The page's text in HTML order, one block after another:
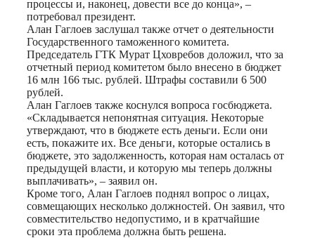
процессы и, наконец, довести все до конца», –
потребовал президент.
Алан Гаглоев заслушал также отчет о деятельности
Государственного таможенного комитета.
Председатель ГТК Мурат Цховребов доложил, что за
отчетный период комитетом было внесено в бюджет
16 млн 166 тыс. рублей. Штрафы составили 6 500
рублей.
Алан Гаглоев также коснулся вопроса госбюджета.
«Складывается непонятная ситуация. Некоторые
утверждают, что в бюджете есть деньги. Если они
есть, покажите их. Все деньги, которые остались в
бюджете, это задолженность, которая нам осталась от
предыдущей власти, и которую мы теперь должны
выплачивать», – заявил он.
Кроме того, Алан Гаглоев поднял вопрос о лицах,
совмещающих несколько должностей. Он заявил, что
совместительство недопустимо, и в кратчайшие
сроки эта проблема должна быть решена.